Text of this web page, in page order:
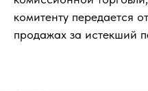
комитенту передается
продажах за истекший